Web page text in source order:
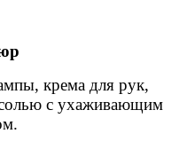
крема для рук,
с ухаживающим